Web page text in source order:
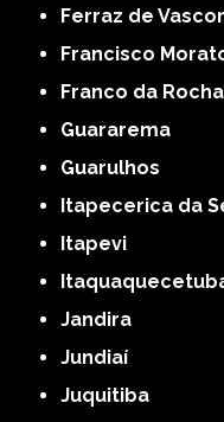
Ferraz de
Francisco
Franco da Rocha
Guararema
Guarulhos
Itapecerica da
Itapevi
Jandira
Jundiaí
Juquitiba